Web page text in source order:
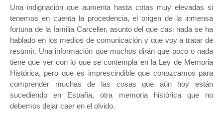
Una indignación que aumenta hasta cotas muy elevadas si
tenemos en cuenta la procedencia, el origen de la inmensa
fortuna de la familia Carceller, asunto del que casi nada se ha
hablado en los medios de comunicación y que voy a tratar de
resumir. Una información que muchos dirán que poco o nada
tiene que ver con lo que se contempla en la Ley de Memoria
Histórica, pero que es imprescindible que conozcamos para
comprender muchas de las cosas que aún hoy están
sucediendo en España, otra memoria histórica que no
debemos dejar caer en el olvido.